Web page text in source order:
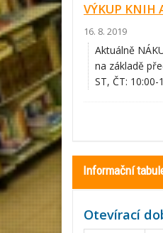
VÝKUP KNIH
16. 8. 2019
Aktuálně
na základě
ST, ČT: 10:00-
Informační
Otevírací